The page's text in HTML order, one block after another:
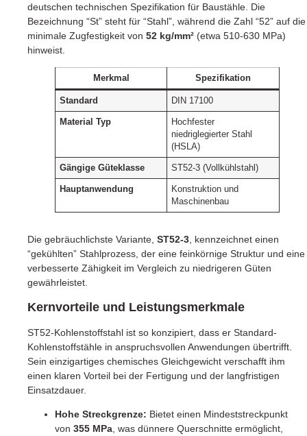
deutschen technischen Spezifikation für Baustähle. Die
Bezeichnung “St” steht für “Stahl”, während die Zahl “52” auf die
minimale Zugfestigkeit von 52 kg/mm² (etwa 510-630 MPa)
hinweist.
Merkmal Spezifikation
Standard DIN 17100
Material Typ
Hochfester
niedriglegierter Stahl
(HSLA)
Gängige Güteklasse ST52-3 (Vollkühlstahl)
Hauptanwendung
Konstruktion und
Maschinenbau
Die gebräuchlichste Variante, ST52-3 , kennzeichnet einen
“gekühlten” Stahlprozess, der eine feinkörnige Struktur und eine
verbesserte Zähigkeit im Vergleich zu niedrigeren Güten
gewährleistet.
Kernvorteile und Leistungsmerkmale
ST52-Kohlenstoffstahl ist so konzipiert, dass er Standard-
Kohlenstoffstähle in anspruchsvollen Anwendungen übertrifft.
Sein einzigartiges chemisches Gleichgewicht verschafft ihm
einen klaren Vorteil bei der Fertigung und der langfristigen
Einsatzdauer.
Hohe Streckgrenze: Bietet einen Mindeststreckpunkt
von 355 MPa , was dünnere Querschnitte ermöglicht,